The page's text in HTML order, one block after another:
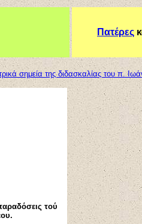
Πατέρες
σημεία της διδασκαλίας του π.
τού